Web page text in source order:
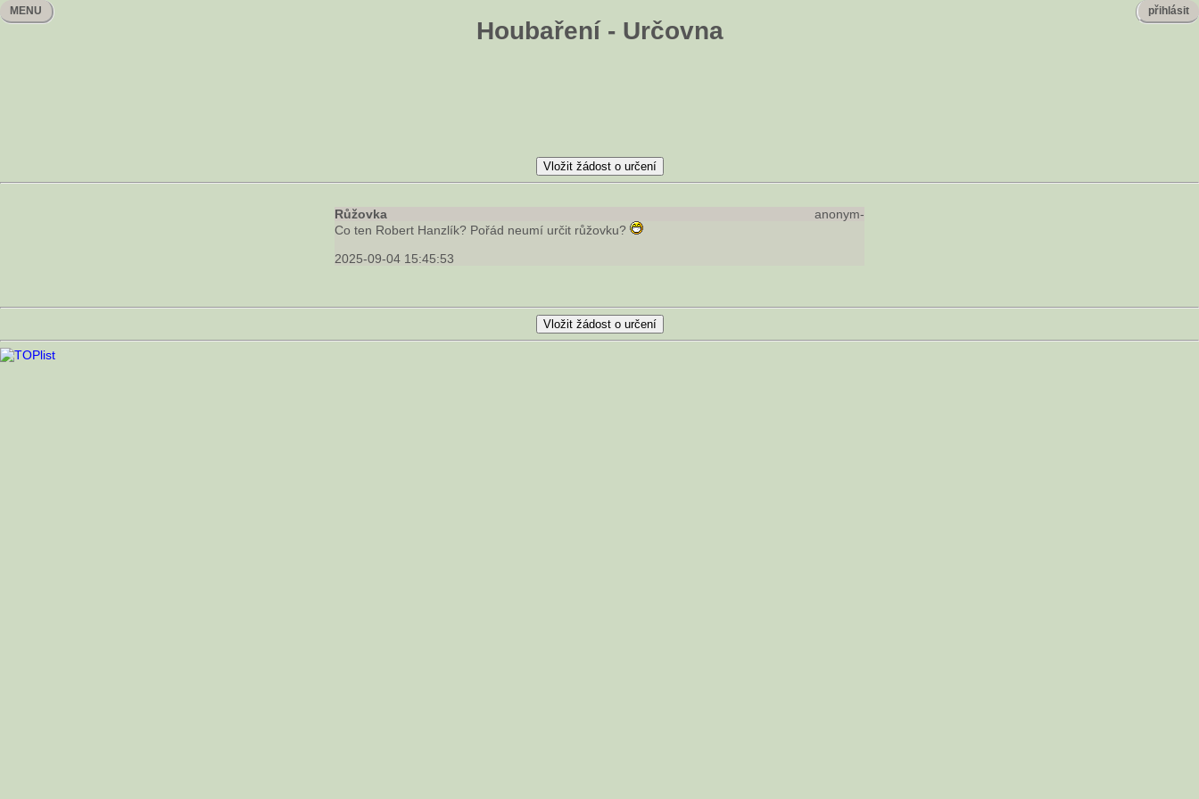
Houbaření - Určovna
přihlásit
MENU
Růžovka
anonym-
Co ten Robert Hanzlík? Pořád neumí určit růžovku?
2025-09-04 15:45:53